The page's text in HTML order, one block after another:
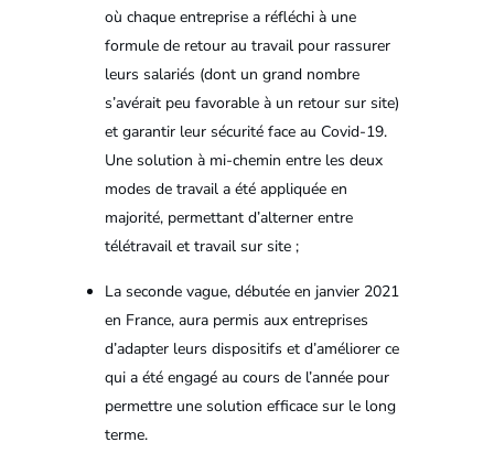
où chaque entreprise a réfléchi à une
formule de retour au travail pour rassurer
leurs salariés (dont un grand nombre
s’avérait peu favorable à un retour sur site)
et garantir leur sécurité face au Covid-19.
Une solution à mi-chemin entre les deux
modes de travail a été appliquée en
majorité, permettant d’alterner entre
télétravail et travail sur site ;
La seconde vague, débutée en janvier 2021
en France, aura permis aux entreprises
d’adapter leurs dispositifs et d’améliorer ce
qui a été engagé au cours de l’année pour
permettre une solution efficace sur le long
terme.